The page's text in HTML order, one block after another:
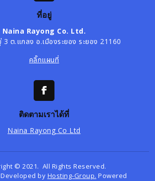
ที่อยู่
Naina Rayong Co. Ltd.
3 ต.แกลง อ.เมืองระยอง ระยอง 21160
คลิ๊กแผนที่
ติดตามเราได้ที่
Naina Rayong Co Ltd
© 2021. All Rights Reserved.
by Hosting-Group. Powered